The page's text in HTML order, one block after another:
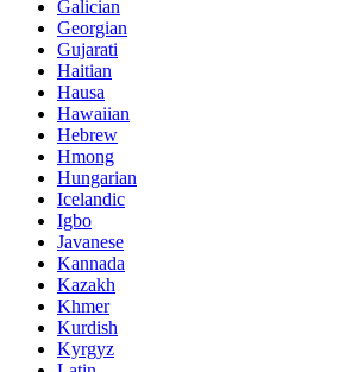
Galician
Georgian
Gujarati
Haitian
Hausa
Hawaiian
Hebrew
Hmong
Hungarian
Icelandic
Igbo
Javanese
Kannada
Kazakh
Khmer
Kurdish
Kyrgyz